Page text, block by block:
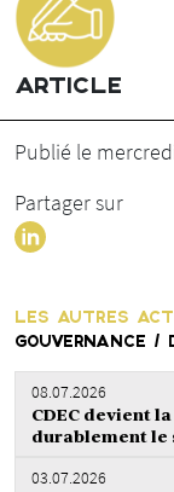
ARTICLE
Publié le
Partager sur
LES AUTRES
GOUVERNANCE
08.07.2026
CDEC devient
durablement le
03.07.2026